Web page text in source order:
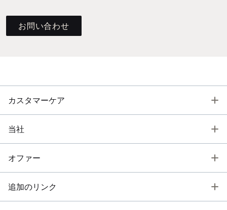
お問い合わせ
カスタマーケア
当社
オファー
追加のリンク